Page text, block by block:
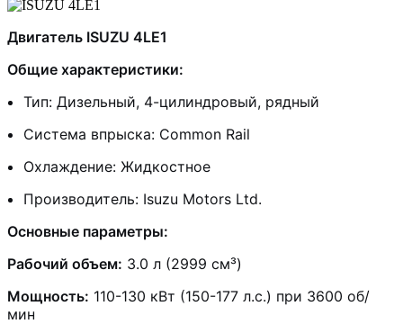
Двигатель ISUZU 4LE1
Общие характеристики:
Тип: Дизельный, 4-цилиндровый, рядный
Система впрыска: Common Rail
Охлаждение: Жидкостное
Производитель: Isuzu Motors Ltd.
Основные параметры:
Рабочий объем: 3.0 л (2999 см³)
Мощность: 110-130 кВт (150-177 л.с.) при 3600 об/
мин